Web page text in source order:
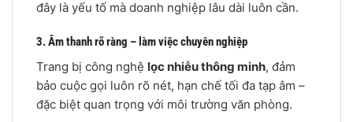
đây là yếu tố mà doanh nghiệp lâu dài luôn cần.
3. Âm thanh rõ ràng – làm việc chuyên nghiệp
Trang bị công nghệ lọc nhiễu thông minh, đảm
bảo cuộc gọi luôn rõ nét, hạn chế tối đa tạp âm –
đặc biệt quan trọng với môi trường văn phòng.